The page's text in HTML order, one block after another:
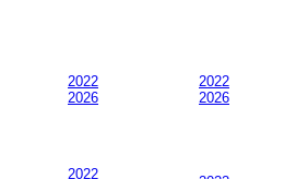
2022
2026
2022
2026
2022